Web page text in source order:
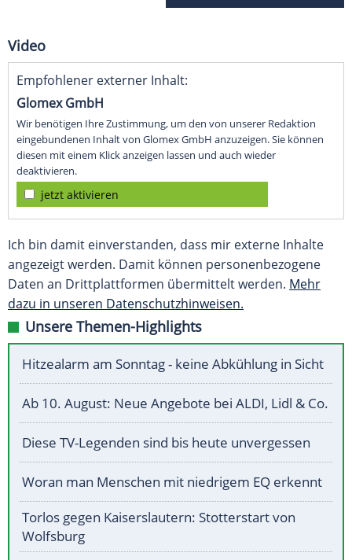
Video
Empfohlener externer Inhalt:
Glomex GmbH
Wir benötigen Ihre Zustimmung, um den von unserer Redaktion
eingebundenen Inhalt von Glomex GmbH anzuzeigen. Sie können
diesen mit einem Klick anzeigen lassen und auch wieder
deaktivieren.
jetzt aktivieren
Ich bin damit einverstanden, dass mir externe Inhalte
angezeigt werden. Damit können personenbezogene
Daten an Drittplattformen übermittelt werden. Mehr
dazu in unseren Datenschutzhinweisen.
Unsere Themen-Highlights
Hitzealarm am Sonntag - keine Abkühlung in Sicht
Ab 10. August: Neue Angebote bei ALDI, Lidl & Co.
Diese TV-Legenden sind bis heute unvergessen
Woran man Menschen mit niedrigem EQ erkennt
Torlos gegen Kaiserslautern: Stotterstart von
Wolfsburg